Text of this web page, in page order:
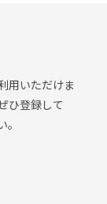
用いただけま
ひ登録して